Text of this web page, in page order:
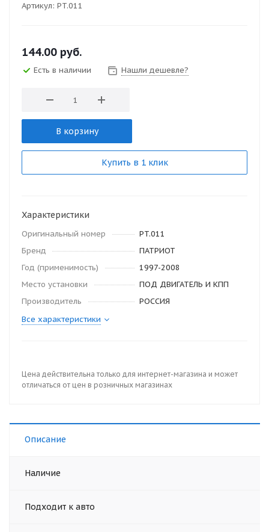
Артикул: PT.011
144.00 руб.
Есть в наличии Нашли дешевле?
В корзину
Купить в 1 клик
Характеристики
Оригинальный номер
PT.011
Бренд
ПАТРИОТ
Год (применимость)
1997-2008
Место установки
ПОД ДВИГАТЕЛЬ И КПП
Производитель
РОССИЯ
Все характеристики
Цена действительна только для интернет-магазина и может
отличаться от цен в розничных магазинах
Описание
Наличие
Подходит к авто